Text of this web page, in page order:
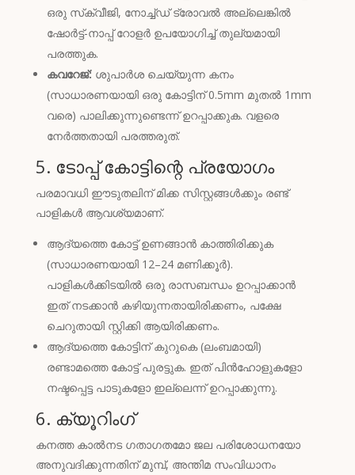
ഒരു സ്‌ക്വീജി, നോച്ച്ഡ് ട്രോവൽ അല്ലെങ്കിൽ
ഷോർട്ട്-നാപ്പ് റോളർ ഉപയോഗിച്ച് തുല്യമായി
പരത്തുക.
കവറേജ്:ശുപാർശ ചെയ്യുന്ന കനം
(സാധാരണയായി ഒരു കോട്ടിന് 0.5mm മുതൽ 1mm
വരെ) പാലിക്കുന്നുണ്ടെന്ന് ഉറപ്പാക്കുക. വളരെ
നേർത്തതായി പരത്തരുത്.
5. ടോപ്പ് കോട്ടിന്റെ പ്രയോഗം
പരമാവധി ഈടുതലിന് മിക്ക സിസ്റ്റങ്ങൾക്കും രണ്ട്
പാളികൾ ആവശ്യമാണ്.
ആദ്യത്തെ കോട്ട് ഉണങ്ങാൻ കാത്തിരിക്കുക
(സാധാരണയായി 12–24 മണിക്കൂർ).
പാളികൾക്കിടയിൽ ഒരു രാസബന്ധം ഉറപ്പാക്കാൻ
ഇത് നടക്കാൻ കഴിയുന്നതായിരിക്കണം, പക്ഷേ
ചെറുതായി സ്റ്റിക്കി ആയിരിക്കണം.
ആദ്യത്തെ കോട്ടിന് കുറുകെ (ലംബമായി)
രണ്ടാമത്തെ കോട്ട് പുരട്ടുക. ഇത് പിൻഹോളുകളോ
നഷ്ടപ്പെട്ട പാടുകളോ ഇല്ലെന്ന് ഉറപ്പാക്കുന്നു.
6. ക്യൂറിംഗ്
കനത്ത കാൽനട ഗതാഗതമോ ജല പരിശോധനയോ
അനുവദിക്കുന്നതിന് മുമ്പ്, അന്തിമ സംവിധാനം